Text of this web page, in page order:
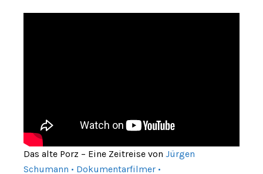
Das alte Porz – Eine Zeitreise von Jürgen
Schumann • Dokumentarfilmer •